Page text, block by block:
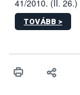
41/2010. (II. 26.)
sérülés, illetve
hatósági
TOVÁBB >